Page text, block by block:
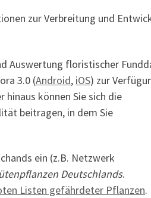
zur Verbreitung und
Auswertung floristischer
3.0 (Android, iOS) zur
hinaus können Sie sich die
beitragen, in dem Sie
ein (z.B. Netzwerk
Deutschlands.
Listen gefährdeter Pflanzen.